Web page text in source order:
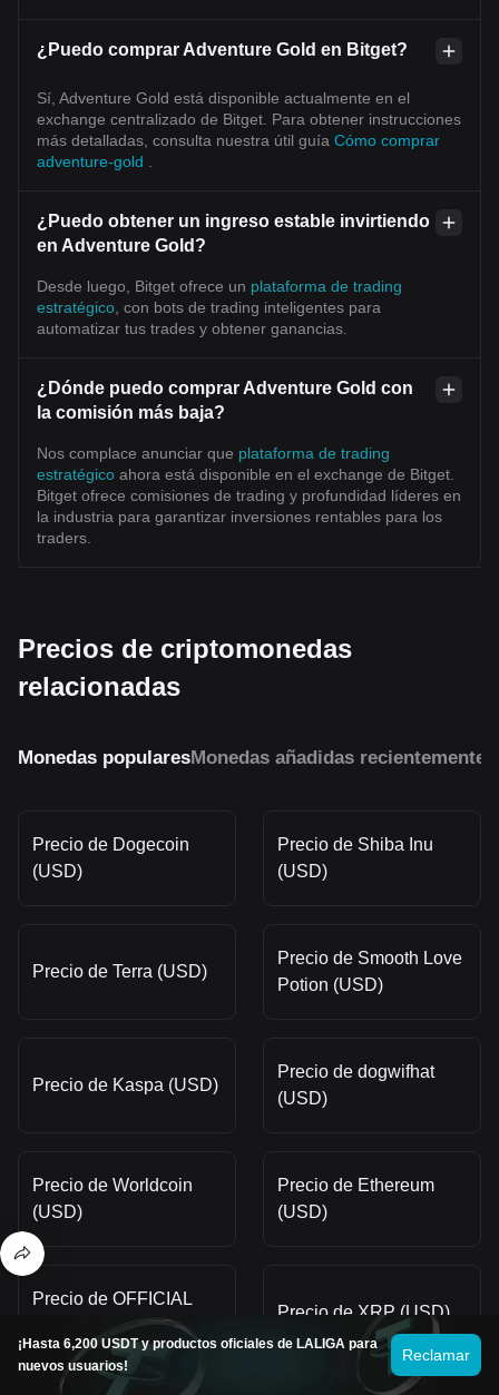
¿Puedo comprar Adventure Gold en Bitget?
Sí, Adventure Gold está disponible actualmente en el
exchange centralizado de Bitget. Para obtener instrucciones
más detalladas, consulta nuestra útil guía Cómo comprar
adventure-gold
¿Puedo obtener un ingreso estable invirtiendo
en Adventure Gold?
Desde luego, Bitget ofrece un plataforma de trading
estratégico , con bots de trading inteligentes para
automatizar tus trades y obtener ganancias.
¿Dónde puedo comprar Adventure Gold con
la comisión más baja?
Nos complace anunciar que plataforma de trading
estratégico ahora está disponible en el exchange de Bitget.
Bitget ofrece comisiones de trading y profundidad líderes en
la industria para garantizar inversiones rentables para los
traders.
Precios de criptomonedas
relacionadas
Monedas popularesMonedas añadidas recientemente
Precio de Dogecoin
(USD)
Precio de Shiba Inu
(USD)
Precio de Terra (USD)
Precio de Smooth Love
Potion (USD)
Precio de Kaspa (USD)
Precio de dogwifhat
(USD)
Precio de Worldcoin
(USD)
Precio de Ethereum
(USD)
Precio de OFFICIAL
TRUMP (USD)
Precio de XRP (USD)
¡Hasta 6,200 USDT y productos oficiales de LALIGA para
nuevos usuarios!
Reclamar